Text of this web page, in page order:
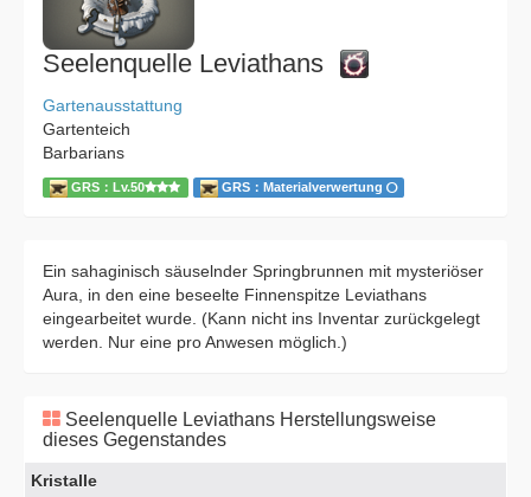
Seelenquelle Leviathans
Gartenausstattung
Gartenteich
Barbarians
GRS：Lv.50 GRS：Materialverwertung
Ein sahaginisch säuselnder Springbrunnen mit mysteriöser
Aura, in den eine beseelte Finnenspitze Leviathans
eingearbeitet wurde. (Kann nicht ins Inventar zurückgelegt
werden. Nur eine pro Anwesen möglich.)
Seelenquelle Leviathans Herstellungsweise
dieses Gegenstandes
Kristalle